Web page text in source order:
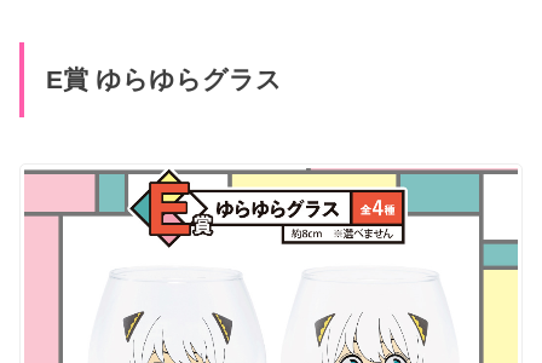
E賞 ゆらゆらグラス